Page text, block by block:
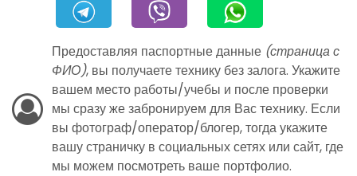
Предоставляя паспортные данные (страница с
ФИО), вы получаете технику без залога. Укажите
вашем место работы/учебы и после проверки
мы сразу же забронируем для Вас технику. Если
вы фотограф/оператор/блогер, тогда укажите
вашу страничку в социальных сетях или сайт, где
мы можем посмотреть ваше портфолио.